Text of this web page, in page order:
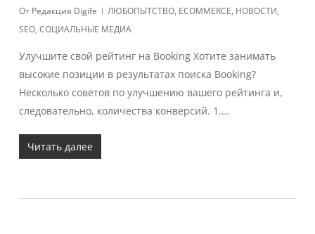
От Редакция Digife ЛЮБОПЫТСТВО, ECOMMERCE, НОВОСТИ,
SEO, СОЦИАЛЬНЫЕ МЕДИА
Улучшите свой рейтинг на Booking Хотите занимать
высокие позиции в результатах поиска Booking?
Несколько советов по улучшению вашего рейтинга и,
следовательно, количества конверсий. 1.…
Читать далее